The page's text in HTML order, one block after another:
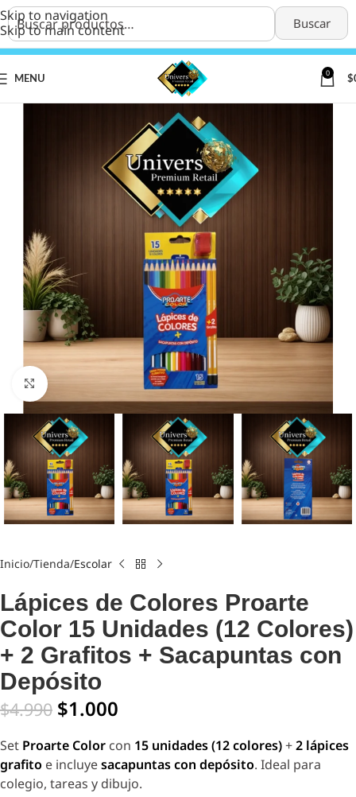
Buscar
Skip to navigation
Skip to main content
MENU
0
$
Click to enlarge
Inicio Tienda Escolar
Lápices de Colores Proarte
Color 15 Unidades (12 Colores)
+ 2 Grafitos + Sacapuntas con
Depósito
$4.990 $1.000
Set Proarte Color con 15 unidades (12 colores)+2 lápices
grafito e incluyesacapuntas con depósito. Ideal para
colegio, tareas y dibujo.